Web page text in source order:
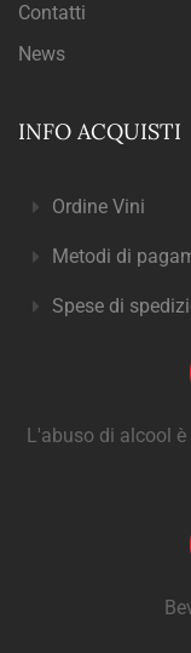
Contatti
News
INFO ACQUISTI
Ordine Vini
Metodi di
Spese di
L'abuso di alcool